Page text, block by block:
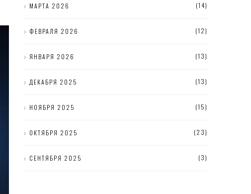
МАРТА 2026 (14)
ФЕВРАЛЯ 2026 (12)
ЯНВАРЯ 2026 (13)
ДЕКАБРЯ 2025 (13)
НОЯБРЯ 2025 (15)
ОКТЯБРЯ 2025 (23)
СЕНТЯБРЯ 2025 (3)